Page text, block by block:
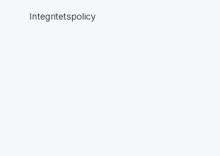
Integritetspolicy